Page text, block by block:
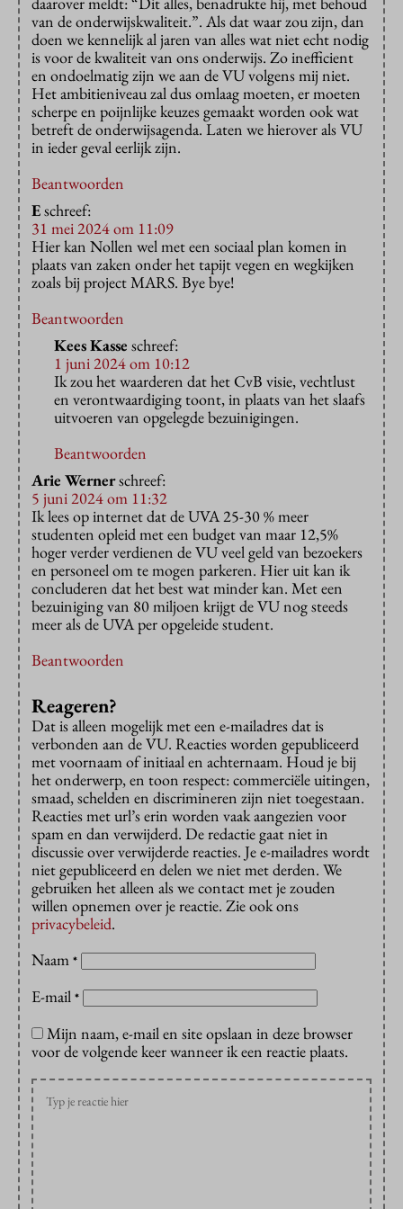
van de onderwijskwaliteit.”. Als dat waar zou zijn, dan
doen we kennelijk al jaren van alles wat niet echt nodig
is voor de kwaliteit van ons onderwijs. Zo inefficient
en ondoelmatig zijn we aan de VU volgens mij niet.
Het ambitieniveau zal dus omlaag moeten, er moeten
scherpe en poijnlijke keuzes gemaakt worden ook wat
betreft de onderwijsagenda. Laten we hierover als VU
in ieder geval eerlijk zijn.
Beantwoorden
Eschreef:
31 mei 2024 om 11:09
Hier kan Nollen wel met een sociaal plan komen in
plaats van zaken onder het tapijt vegen en wegkijken
zoals bij project MARS. Bye bye!
Beantwoorden
Kees Kasse schreef:
1 juni 2024 om 10:12
Ik zou het waarderen dat het CvB visie, vechtlust
en verontwaardiging toont, in plaats van het slaafs
uitvoeren van opgelegde bezuinigingen.
Beantwoorden
Arie Wernerschreef:
5 juni 2024 om 11:32
Ik lees op internet dat de UVA 25-30 % meer
studenten opleid met een budget van maar 12,5%
hoger verder verdienen de VU veel geld van bezoekers
en personeel om te mogen parkeren. Hier uit kan ik
concluderen dat het best wat minder kan. Met een
bezuiniging van 80 miljoen krijgt de VU nog steeds
meer als de UVA per opgeleide student.
Beantwoorden
Reageren?
Dat is alleen mogelijk met een e-mailadres dat is
verbonden aan de VU. Reacties worden gepubliceerd
met voornaam of initiaal en achternaam. Houd je bij
het onderwerp, en toon respect: commerciële uitingen,
smaad, schelden en discrimineren zijn niet toegestaan.
Reacties met url’s erin worden vaak aangezien voor
spam en dan verwijderd. De redactie gaat niet in
discussie over verwijderde reacties. Je e-mailadres wordt
niet gepubliceerd en delen we niet met derden. We
gebruiken het alleen als we contact met je zouden
willen opnemen over je reactie. Zie ook ons
privacybeleid.
Naam *
E-mail *
Mijn naam, e-mail en site opslaan in deze browser
voor de volgende keer wanneer ik een reactie plaats.